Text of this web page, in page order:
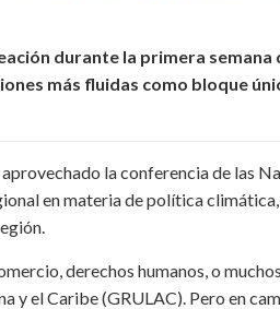
durante la primera semana
más fluidas como bloque
la conferencia de las
en materia de política
derechos humanos, o
y el Caribe (GRULAC). Pero en